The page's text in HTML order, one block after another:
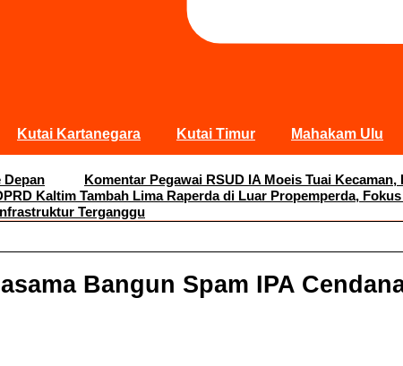
Kutai Kartanegara Kutai Timur Mahakam Ulu
Depan Komentar Pegawai RSUD IA Moeis Tuai
Kaltim Tambah Lima Raperda di Luar Propemperda,
Terganggu
Bangun Spam IPA